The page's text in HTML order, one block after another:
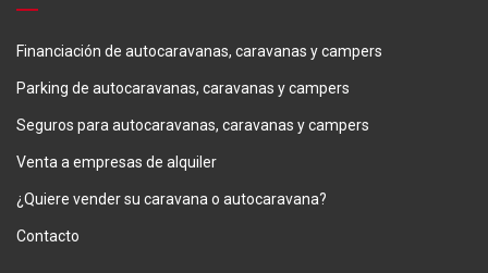
Financiación de autocaravanas, caravanas y campers
Parking de autocaravanas, caravanas y campers
Seguros para autocaravanas, caravanas y campers
Venta a empresas de alquiler
¿Quiere vender su caravana o autocaravana?
Contacto